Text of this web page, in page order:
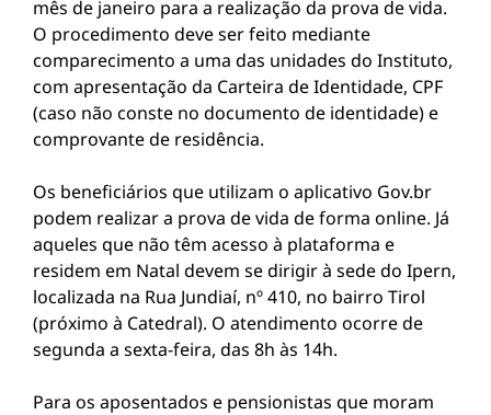
mês de janeiro para a realização da prova de vida.
O procedimento deve ser feito mediante
comparecimento a uma das unidades do Instituto,
com apresentação da Carteira de Identidade, CPF
(caso não conste no documento de identidade) e
comprovante de residência.
Os beneficiários que utilizam o aplicativo Gov.br
podem realizar a prova de vida de forma online. Já
aqueles que não têm acesso à plataforma e
residem em Natal devem se dirigir à sede do Ipern,
localizada na Rua Jundiaí, nº 410, no bairro Tirol
(próximo à Catedral). O atendimento ocorre de
segunda a sexta-feira, das 8h às 14h.
Para os aposentados e pensionistas que moram